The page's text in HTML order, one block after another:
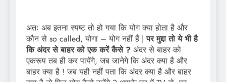
अतः अब इतना स्पष्ट तो हो गया कि योग क्या होता है और
कौन से so called, योगा – योग नहीं हैं |पर मुद्दा तो ये भी है
कि अंदर से बाहर को एक करें कैसे ? अंदर से बाहर को
एकरूप तब ही कर पायेंगे, जब जानेगे कि अंदर क्या है और
बाहर क्या है ! जब यही नहीं पता कि अंदर क्या है और बाहर